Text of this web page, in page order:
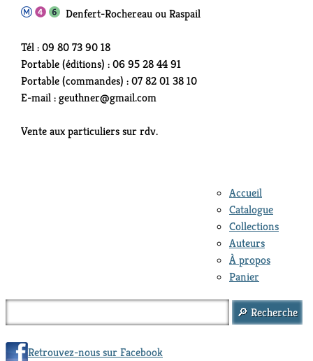
Denfert-Rochereau ou Raspail
Tél : 09 80 73 90 18
Portable (éditions) : 06 95 28 44 91
Portable (commandes) : 07 82 01 38 10
E-mail : geuthner@gmail.com
Vente aux particuliers sur rdv.
Accueil
Catalogue
Collections
Auteurs
À propos
Panier
Retrouvez-nous sur Facebook